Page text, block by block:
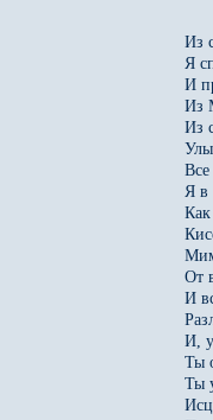
Из
Я
И
Из
Из
Я в
Как
От
И
И,
Ты
Ты